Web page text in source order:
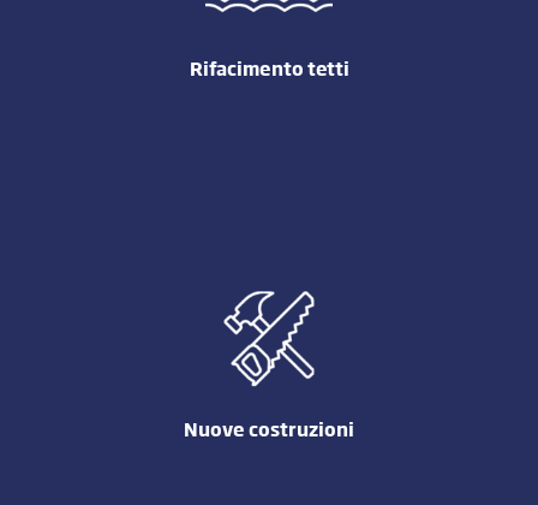
Rifacimento tetti
Rifacimento tetti
Nuove coperture, rifacimento e riqualificazione di quelle
esistenti.
Scopri di più
Nuove costruzioni